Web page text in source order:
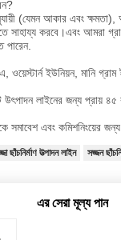
(যেমন আকার এবং ক্ষমতা),
সাহায্য করবে।এবং আমরা
পারেন.
ওয়েস্টার্ন ইউনিয়ন, মানি গ্রাম
উৎপাদন লাইনের জন্য প্রায় ৪৫
সমাবেশ এবং কমিশনিংয়ের
ছাঁচনির্মাণ উত্পাদন লাইন সজ্জন
এর সেরা মূল্য পান